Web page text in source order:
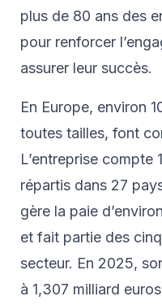
plus de 80 ans des
pour renforcer
assurer leur succès.
En Europe, environ
toutes tailles, font
L’entreprise
répartis dans 27
gère la paie
et fait partie des
secteur. En 2025,
à 1,307 milliard